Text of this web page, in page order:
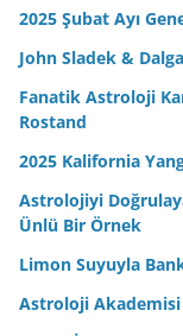
2025 Şubat Ayı
John Sladek &
Fanatik Astroloji
Rostand
2025 Kalifornia
Astrolojiyi
Ünlü Bir Örnek
Limon Suyuyla
Astroloji Akademisi